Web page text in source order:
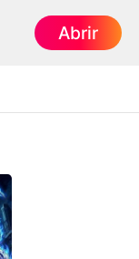
Abrir